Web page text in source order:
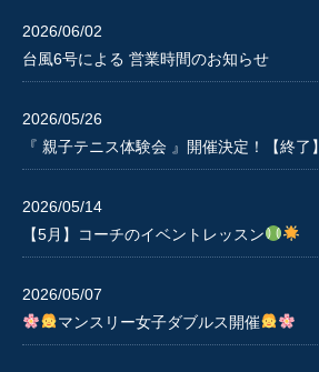
2026/06/02
台風6号による 営業時間のお知らせ
2026/05/26
『 親子テニス体験会 』開催決定！【終了】
2026/05/14
【5月】コーチのイベントレッスン
2026/05/07
マンスリー女子ダブルス開催